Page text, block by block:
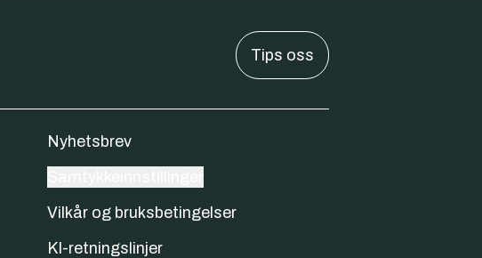
Tips oss
Nyhetsbrev
Vilkår og bruksbetingelser
KI-retningslinjer